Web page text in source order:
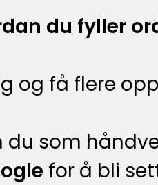
du fyller
og få flere
som
for å bli